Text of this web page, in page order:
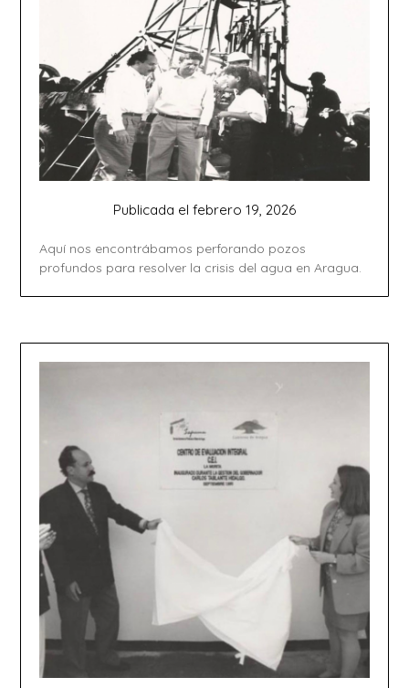
Publicada el febrero 19, 2026
Aquí nos encontrábamos perforando pozos
profundos para resolver la crisis del agua en Aragua.